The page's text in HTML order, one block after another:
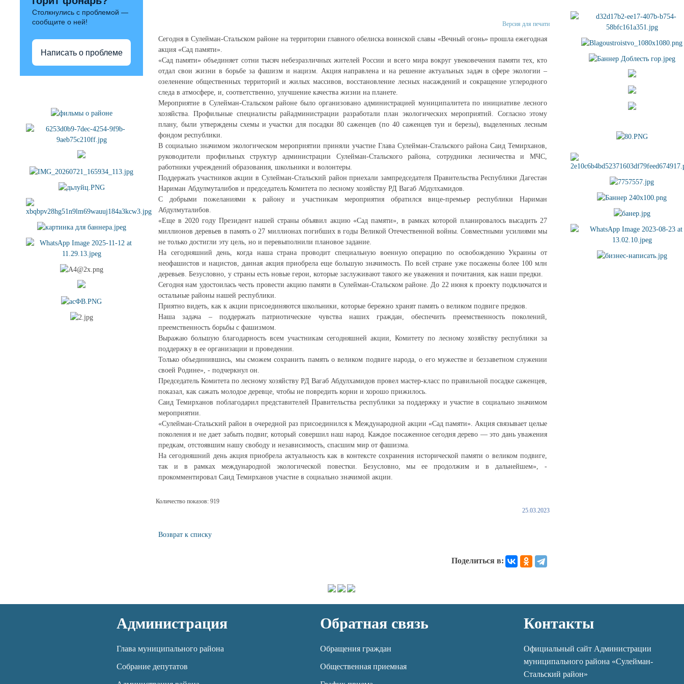
Столкнулись с проблемой —
сообщите о ней!
Написать о проблеме
Версия для печати
Сегодня в Сулейман-Стальском районе на территории главного обелиска воинской славы «Вечный огонь» прошла ежегодная
акция «Сад памяти».
«Сад памяти» объединяет сотни тысяч небезразличных жителей России и всего мира вокруг увековечения памяти тех, кто
отдал свои жизни в борьбе за фашизм и нацизм. Акция направлена и на решение актуальных задач в сфере экологии –
озеленение общественных территорий и жилых массивов, восстановление лесных насаждений и сокращение углеродного
следа в атмосфере, и, соответственно, улучшение качества жизни на планете.
Мероприятие в Сулейман-Стальском районе было организовано администрацией муниципалитета по инициативе лесного
хозяйства. Профильные специалисты райадминистрации разработали план экологических мероприятий. Согласно этому
плану, были утверждены схемы и участки для посадки 80 саженцев (по 40 саженцев туи и березы), выделенных лесным
фондом республики.
В социально значимом экологическом мероприятии приняли участие Глава Сулейман-Стальского района Саид Темирханов,
руководители профильных структур администрации Сулейман-Стальского района, сотрудники лесничества и МЧС,
работники учреждений образования, школьники и волонтеры.
Поддержать участников акции в Сулейман-Стальский район приехали зампредседателя Правительства Республики Дагестан
Нариман Абдулмуталибов и председатель Комитета по лесному хозяйству РД Вагаб Абдулхамидов.
С добрыми пожеланиями к району и участникам мероприятия обратился вице-премьер республики Нариман
Абдулмуталибов.
«Еще в 2020 году Президент нашей страны объявил акцию «Сад памяти», в рамках которой планировалось высадить 27
миллионов деревьев в память о 27 миллионах погибших в годы Великой Отечественной войны. Совместными усилиями мы
не только достигли эту цель, но и перевыполнили плановое задание.
На сегодняшний день, когда наша страна проводит специальную военную операцию по освобождению Украины от
неофашистов и нацистов, данная акция приобрела еще большую значимость. По всей стране уже посажены более 100 млн
деревьев. Безусловно, у страны есть новые герои, которые заслуживают такого же уважения и почитания, как наши предки.
Сегодня нам удостоилась честь провести акцию памяти в Сулейман-Стальском районе. До 22 июня к проекту подключатся и
остальные районы нашей республики.
Приятно видеть, как к акции присоединяются школьники, которые бережно хранят память о великом подвиге предков.
Наша задача – поддержать патриотические чувства наших граждан, обеспечить преемственность поколений,
преемственность борьбы с фашизмом.
Выражаю большую благодарность всем участникам сегодняшней акции, Комитету по лесному хозяйству республики за
поддержку в ее организации и проведении.
Только объединившись, мы сможем сохранить память о великом подвиге народа, о его мужестве и беззаветном служении
своей Родине», - подчеркнул он.
Председатель Комитета по лесному хозяйству РД Вагаб Абдулхамидов провел мастер-класс по правильной посадке саженцев,
показал, как сажать молодое деревце, чтобы не повредить корни и хорошо прижилось.
Саид Темирханов поблагодарил представителей Правительства республики за поддержку и участие в социально значимом
мероприятии.
«Сулейман-Стальский район в очередной раз присоединился к Международной акции «Сад памяти». Акция связывает целые
поколения и не дает забыть подвиг, который совершил наш народ. Каждое посаженное сегодня дерево — это дань уважения
предкам, отстоявшим нашу свободу и независимость, спасшим мир от фашизма.
На сегодняшний день акция приобрела актуальность как в контексте сохранения исторической памяти о великом подвиге,
так и в рамках международной экологической повестки. Безусловно, мы ее продолжим и в дальнейшем», -
прокомментировал Саид Темирханов участие в социально значимой акции.
Количество показов: 919
25.03.2023
Возврат к списку
Поделиться в:
Администрация
Глава муниципального района
Собрание депутатов
Обратная связь
Обращения граждан
Общественная приемная
Контакты
Официальный сайт Администрации
муниципального района «Сулейман-
Стальский район»